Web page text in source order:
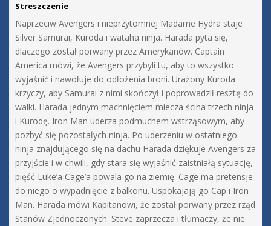
Streszczenie
Naprzeciw Avengers i nieprzytomnej Madame Hydra staje
Silver Samurai, Kuroda i wataha ninja. Harada pyta się,
dlaczego został porwany przez Amerykanów. Captain
America mówi, że Avengers przybyli tu, aby to wszystko
wyjaśnić i nawołuje do odłożenia broni. Urażony Kuroda
krzyczy, aby Samurai z nimi skończył i poprowadził resztę do
walki. Harada jednym machnięciem miecza ścina trzech ninja
i Kurodę. Iron Man uderza podmuchem wstrząsowym, aby
pozbyć się pozostałych ninja. Po uderzeniu w ostatniego
ninja znajdującego się na dachu Harada dziękuje Avengers za
przyjście i w chwili, gdy stara się wyjaśnić zaistniałą sytuację,
pięść Luke’a Cage’a powala go na ziemię. Cage ma pretensje
do niego o wypadnięcie z balkonu. Uspokajają go Cap i Iron
Man. Harada mówi Kapitanowi, że został porwany przez rząd
Stanów Zjednoczonych. Steve zaprzecza i tłumaczy, że nie